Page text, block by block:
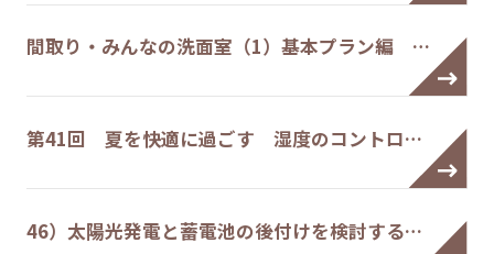
間取り・みんなの洗面室（1）基本プラン編 …
第41回 夏を快適に過ごす 湿度のコントロ…
46）太陽光発電と蓄電池の後付けを検討する…